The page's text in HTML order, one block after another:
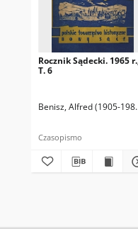
Rocznik Sądecki. 1965
T. 6
Benisz, Alfred (1905-
Czasopismo